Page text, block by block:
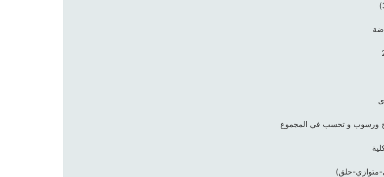
ورسوب و تحسب في المجموع
متوازي-حلق)